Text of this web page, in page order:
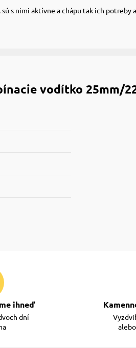
s nimi aktívne a chápu tak ich potreby
vodítko 25mm/
ihneď
dní